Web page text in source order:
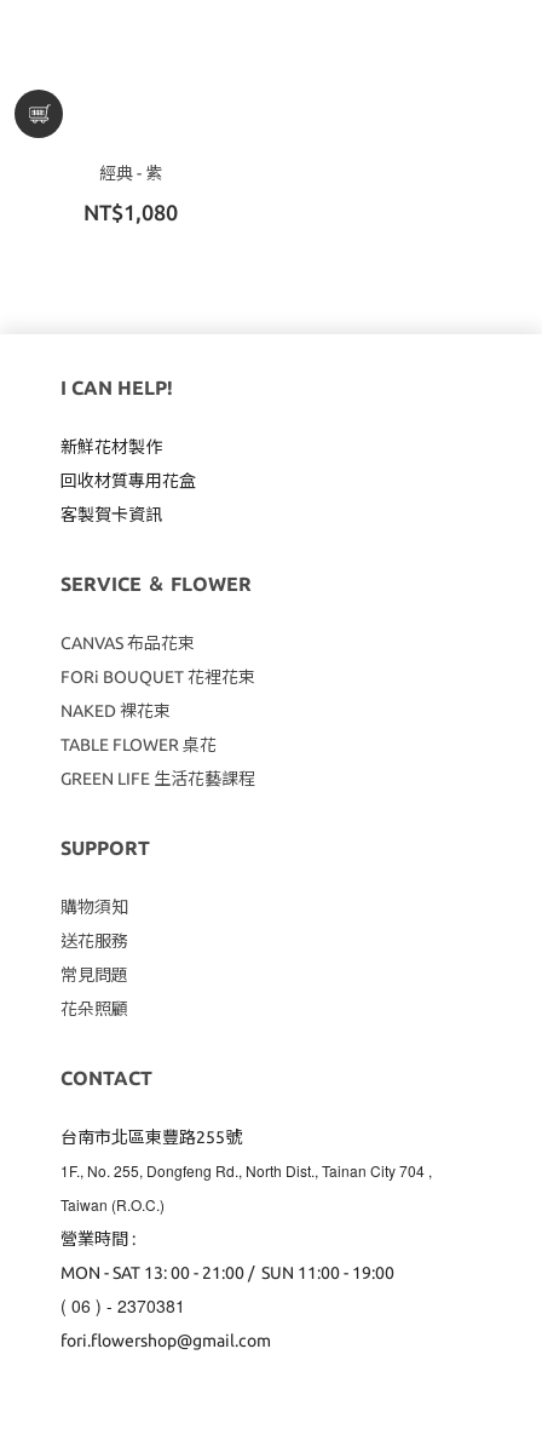
經典 - 紫
NT$1,080
I CAN HELP!
新鮮花材製作
回收材質專用花盒
客製賀卡資訊
SERVICE ＆ FLOWER
CANVAS布品花束
FORi BOUQUET 花裡花束
NAKED 裸花束
TABLE FLOWER 桌花
GREEN LIFE 生活花藝課程
SUPPORT
購物須知
送花服務
常見問題
花朵照顧
CONTACT
台南市北區東豐路255號
1F., No. 255, Dongfeng Rd., North Dist., Tainan City 704 ,
Taiwan (R.O.C.)
營業時間 :
MON - SAT 13: 00 - 21:00 / SUN 11:00 - 19:00
( 06 ) - 2370381
fori.flowershop@gmail.com